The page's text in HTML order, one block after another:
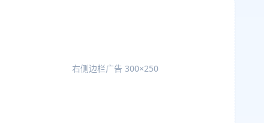
右侧边栏广告 300×250